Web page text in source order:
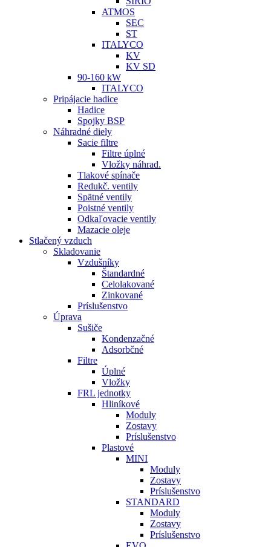
ATMOS
SEC
ST
ITALYCO
KV
KV SD
90-160 kW
ITALYCO
Pripájacie hadice
Hadice
Spojky BSP
Náhradné diely
Sacie filtre
Filtre úplné
Vložky náhrad.
Tlakové spínače
Redukč. ventily
Spätné ventily
Poistné ventily
Odkaľovacie ventily
Mazacie oleje
Stlačený vzduch
Skladovanie
Vzdušníky
Štandardné
Celolakované
Zinkované
Príslušenstvo
Úprava
Sušiče
Kondenzačné
Adsorbčné
Filtre
Úplné
Vložky
FRL jednotky
Hliníkové
Moduly
Zostavy
Príslušenstvo
Plastové
MINI
Moduly
Zostavy
Príslušenstvo
STANDARD
Moduly
Zostavy
Príslušenstvo